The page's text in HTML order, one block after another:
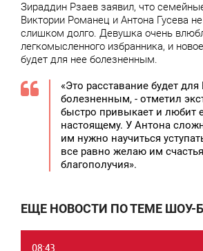
Зираддин Рзаев заявил, что
Виктории Романец и Антона Гусева
слишком долго. Девушка очень
легкомысленного избранника, и
будет для нее болезненным.
«Это расставание будет для
болезненным, - отметил
быстро привыкает и любит
настоящему. У Антона
им нужно научиться
все равно желаю им
благополучия».
ЕЩЕ НОВОСТИ ПО ТЕМЕ ШОУ-
08:43